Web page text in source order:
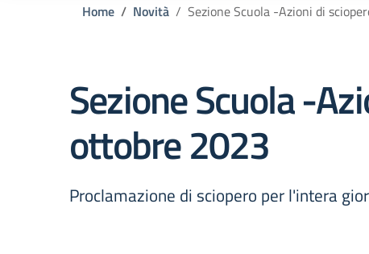
Home Novità Sezione Scuola -Azioni di
Sezione Scuola -
ottobre 2023
Proclamazione di sciopero per l'intera